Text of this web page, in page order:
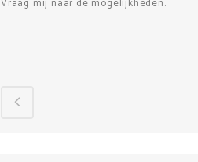
Vraag mij naar de mogelijkheden.